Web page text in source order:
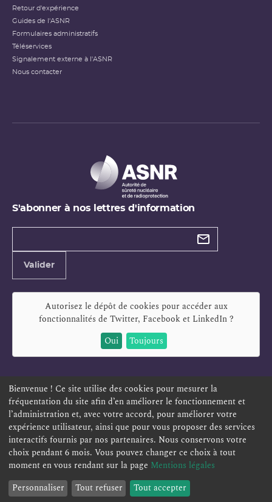
Retour d'expérience
Guides de l'ASNR
Formulaires administratifs
Téléservices
Signalement externe à l'ASNR
Nous contacter
S'abonner à nos lettres d'information
Types de
Valider
Autorisez le dépôt de cookies pour accéder aux
fonctionnalités de Twitter, Facebook et LinkedIn?
Oui
Toujours
ESPACE PERSONNEL OFFRES D'EMPLOI SIGNALEMENT
TÉLÉSERVICES PLAN DU SITE
ACCESSIBILITÉ POLITIQUE DE CONFIDENTIALITÉ
MENTIONS LÉGALES CONTACT
Bienvenue ! Ce site utilise des cookies pour mesurer la
fréquentation du site afin d’en améliorer le fonctionnement et
l’administration et, avec votre accord, pour améliorer votre
expérience utilisateur, ainsi que pour vous proposer des services
interactifs fournis par nos partenaires. Nous conservons votre
choix pendant 6 mois. Vous pouvez changer ce choix à tout
moment en vous rendant sur la page Mentions légales
Personnaliser
Tout refuser Tout accepter